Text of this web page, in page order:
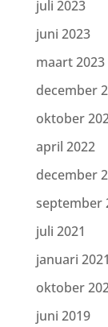
juli 2023
juni 2023
maart 2023
december
oktober
april 2022
december
september
juli 2021
januari 2021
oktober
juni 2019